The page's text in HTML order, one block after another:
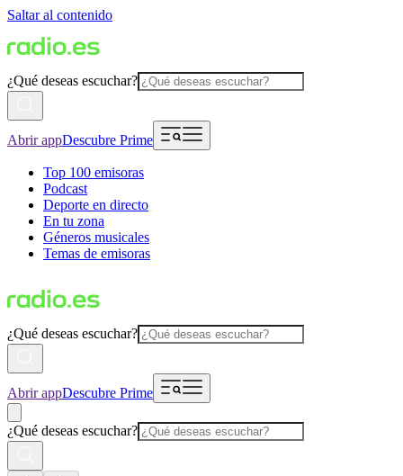
Saltar al contenido
¿Qué deseas escuchar?
Abrir appDescubre Prime
Top 100 emisoras
Podcast
Deporte en directo
En tu zona
Géneros musicales
Temas de emisoras
¿Qué deseas escuchar?
Abrir appDescubre Prime
¿Qué deseas escuchar?